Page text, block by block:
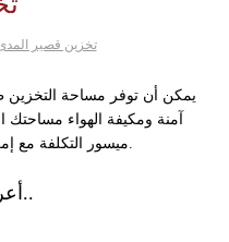
تخزين قصير
يمكن أن توفر مساحة
آمنة ومكيفة الهواء مساحتك
أعرف أكثر..